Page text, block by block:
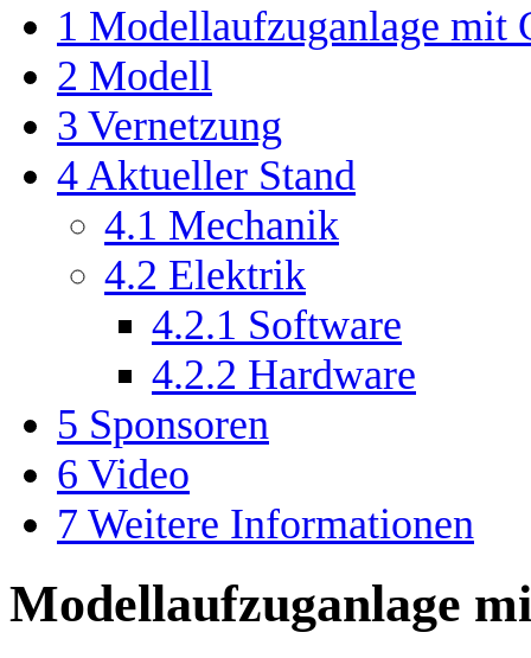
1 Modellaufzuganlage mit
2 Modell
3 Vernetzung
4 Aktueller Stand
4.1 Mechanik
4.2 Elektrik
4.2.1 Software
4.2.2 Hardware
5 Sponsoren
6 Video
7 Weitere Informationen
Modellaufzuganlage